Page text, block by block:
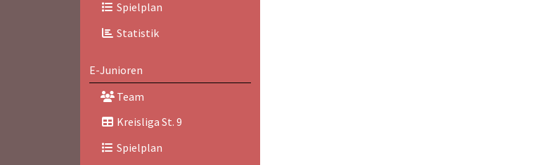
Spielplan
Statistik
E-Junioren
Team
Kreisliga St. 9
Spielplan